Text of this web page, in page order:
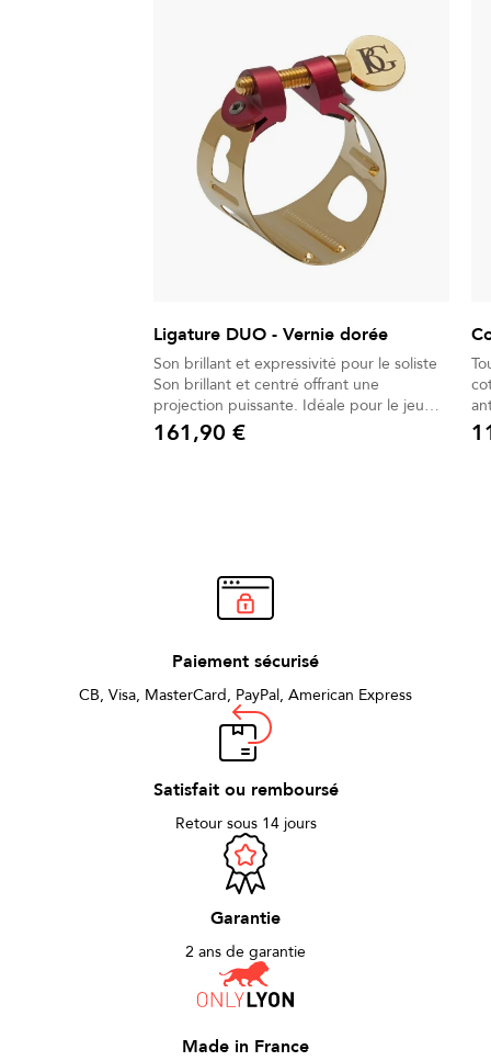
Ligature DUO - Vernie dorée
Son brillant et expressivité pour le soliste
Son brillant et centré offrant une
projection puissante. Idéale pour le jeu
soliste dans les grandes salles. Timbre
homogène garantissant une parfaite
Prix
161,90 € Prix
Paiement sécurisé
CB, Visa, MasterCard, PayPal, American Express
Satisfait ou remboursé
Retour sous 14 jours
Garantie
2 ans de garantie
Made in France